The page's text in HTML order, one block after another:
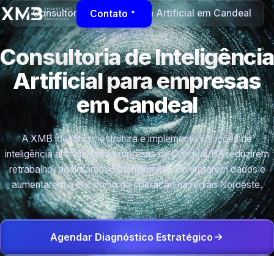
Contato
Consultoria de Inteligência Artificial em Candeal
Consultoria de Inteligência
Artificial para empresas
em Candeal
A XMB identifica, estrutura e implementa soluções de
inteligência artificial para empresas de Candeal/BA reduzirem
retrabalho, acelerarem o atendimento, conectarem dados e
aumentarem a eficiência da operação na região Nordeste.
Agendar Diagnóstico Estratégico